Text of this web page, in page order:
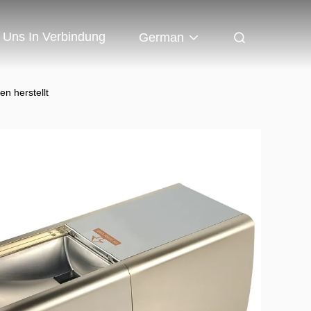
In Verbindung German
herstellt